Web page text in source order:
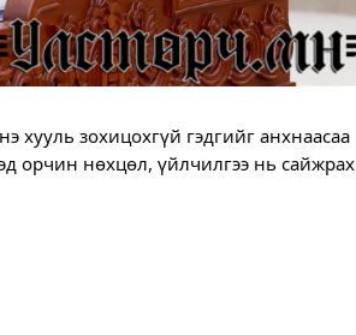
хууль зохицохгүй гэдгийг анхнаасаа
орчин нөхцөл, үйлчилгээ нь сайжрах